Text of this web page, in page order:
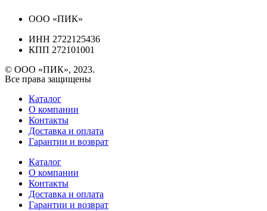
ООО «ПИК»
ИНН 2722125436
КПП 272101001
© ООО «ПИК», 2023.
Все права защищены
Каталог
О компании
Контакты
Доставка и оплата
Гарантии и возврат
Каталог
О компании
Контакты
Доставка и оплата
Гарантии и возврат